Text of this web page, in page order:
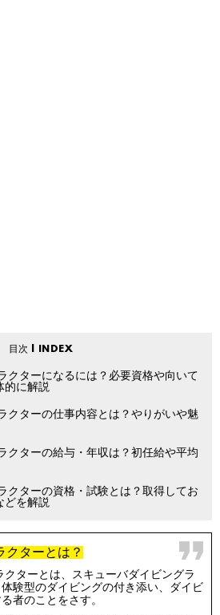
クターになるには？必要資格や向いて
的に解説
クターの仕事内容とは？やりがいや魅
クターの給与・年収は？初任給や平均
クターの資格・試験とは？取得してお
どを解説
クターとは？
クターとは、スキューバダイビングラ
験型のダイビングの付き添い、ダイビ
者のことをさす。